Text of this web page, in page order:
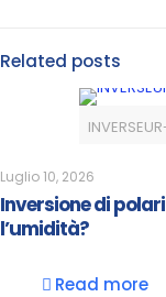
Related posts
Luglio 10, 2026
Inversione di
l’umidità?
Read more